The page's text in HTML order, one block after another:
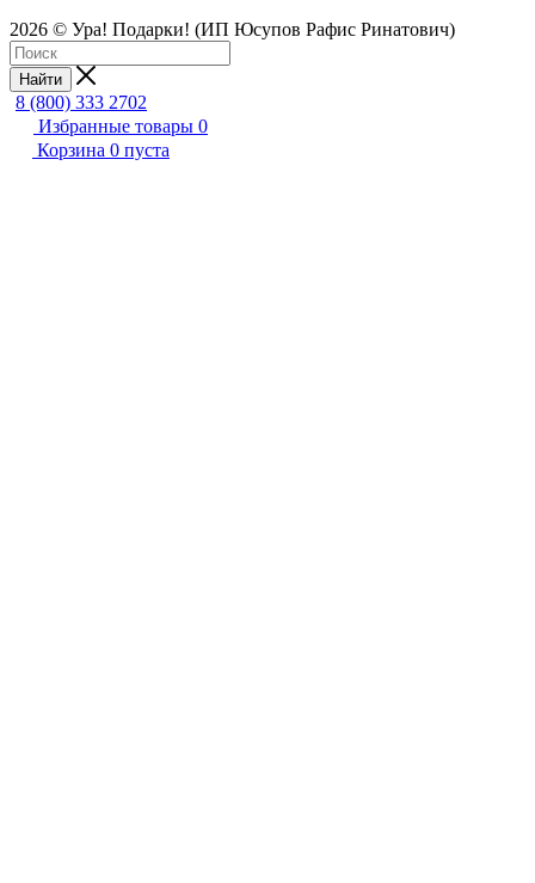
2026 © Ура! Подарки! (ИП Юсупов Рафис Ринатович)
Найти
8 (800) 333 2702
Избранные товары 0
Корзина 0 пуста